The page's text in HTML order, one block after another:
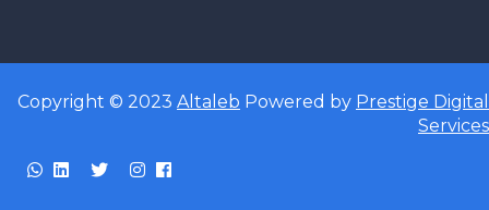
Copyright © 2023 Altaleb Powered by Prestige Digital
Services